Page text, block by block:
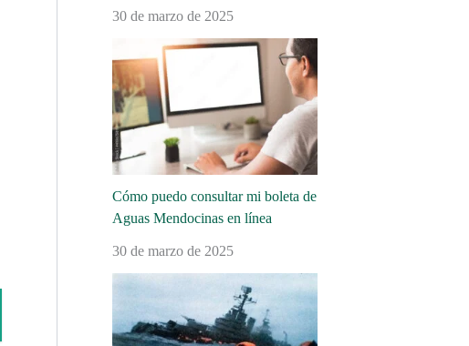
30 de marzo de 2025
Cómo puedo consultar mi boleta de
Aguas Mendocinas en línea
30 de marzo de 2025